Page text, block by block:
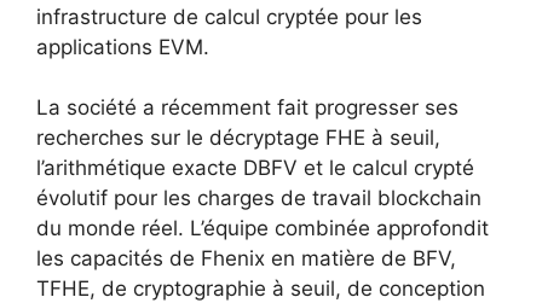
infrastructure de calcul cryptée pour les
applications EVM.
La société a récemment fait progresser ses
recherches sur le décryptage FHE à seuil,
l’arithmétique exacte DBFV et le calcul crypté
évolutif pour les charges de travail blockchain
du monde réel. L’équipe combinée approfondit
les capacités de Fhenix en matière de BFV,
TFHE, de cryptographie à seuil, de conception